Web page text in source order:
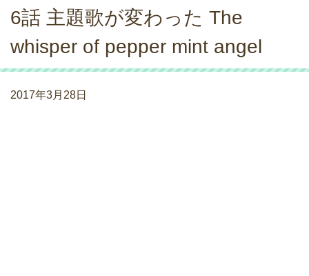
6話 主題歌が変わった The
whisper of pepper mint angel
2017年3月28日